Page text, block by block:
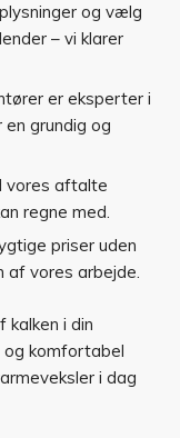
og vælg
– vi klarer
er eksperter i
grundig og
vores aftalte
regne med.
priser uden
af vores arbejde.
kalken i din
og komfortabel
i dag